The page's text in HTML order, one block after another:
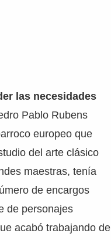
las necesidades
Pablo Rubens
europeo que
del arte clásico
maestras, tenía
de encargos
de personajes
acabó trabajando de